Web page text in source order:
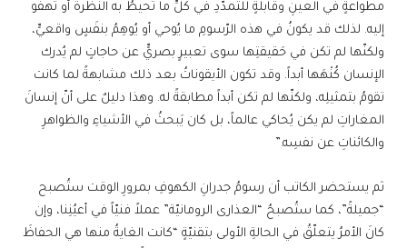
مطواعةٍ في العينِ وقابلةٍ للتّمدّدِ في كلِّ ما تُحيطُ به النّظرةُ أو تَهفو
إليه. لذلك قد يكونُ في هذه الرّسومِ ما يُوحي أو يُوهِمُ بنفَسٍ واقعيٍّ،
ولكنّها لم تكن في حَقيقتِها سوى تعبيرٍ بصريٍّ عن حاجاتٍ لم يُدرك
الإنسان كُنْهَها أبداً. وقد تكون الأيقوناتُ بعد ذلك مشابهةً لما كانت
تقومُ بتمثيلِه، ولكنّها لم تكن أبداً مطابقةً له. وهذا دليلٌ على أنّ إنسانَ
المغاراتِ لم يكن يُحاكي عالماً، بل كان يَبحثُ في الأشياءِ والظواهرِ
والكائناتِ عن نفسِه.”
ثم يستحضر الكاتب أن رسومُ جدرانِ الكهوفِ بمرورِ الوقت ستُصبح
“جميلةً”، كما ستُصبحُ “العذارى الرومانيّة” عملاً فنيّاً في أعيُنِنا، وإن
كانَ الأمرُ يتعلّقُ في الحالةِ الأولى بتقنيّةٍ “كانت الغايةُ منها هي الحفاظَ